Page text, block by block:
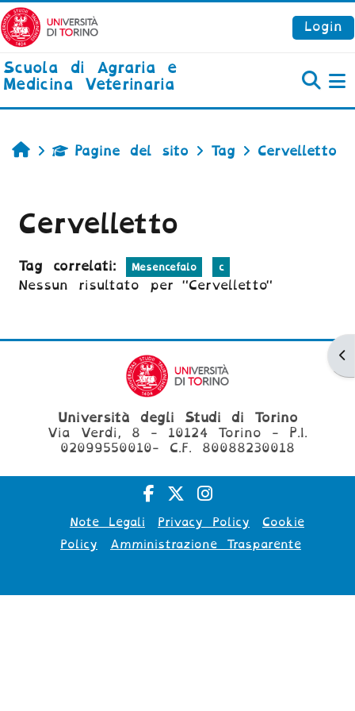
Vai al contenuto principale
Login
Scuola di Agraria e
Medicina Veterinaria
HomePagine del sito Tag Cervelletto
Cervelletto
Tag correlati: Mesencefalo c
Nessun risultato per "Cervelletto"
Università degli Studi di Torino
Via Verdi, 8 - 10124 Torino - P.I.
02099550010- C.F. 80088230018
Note Legali Privacy Policy
Cookie
Policy
Amministrazione Trasparente